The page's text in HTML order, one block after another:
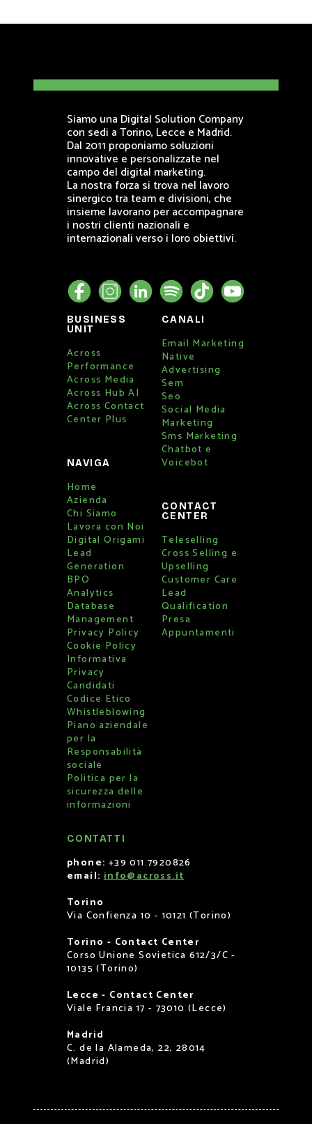
Siamo una Digital Solution Company
con sedi a Torino, Lecce e Madrid.
Dal 2011 proponiamo soluzioni
innovative e personalizzate nel
campo del digital marketing.
La nostra forza si trova nel lavoro
sinergico tra team e divisioni, che
insieme lavorano per accompagnare
i nostri clienti nazionali e
internazionali verso i loro obiettivi.
BUSINESS
UNIT
Across
Performance
Across Media
Across Hub AI
Across Contact
Center Plus
NAVIGA
Home
Azienda
Chi Siamo
Lavora con Noi
Digital Origami
Lead
Generation
BPO
Analytics
Database
Management
Privacy Policy
Cookie Policy
Informativa
Privacy
Candidati
Codice Etico
Whistleblowing
Piano aziendale
per la
Responsabilità
sociale
Politica per la
sicurezza delle
informazioni
CANALI
Email Marketing
Native
Advertising
Sem
Seo
Social Media
Marketing
Sms Marketing
Chatbot e
Voicebot
CONTACT
CENTER
Teleselling
Cross Selling e
Upselling
Customer Care
Lead
Qualification
Presa
Appuntamenti
CONTATTI
phone: +39 011.7920826
email: info@across.it
Torino
Via Confienza 10 - 10121 (Torino)
Torino - Contact Center
Corso Unione Sovietica 612/3/C -
10135 (Torino)
Lecce - Contact Center
Viale Francia 17 - 73010 (Lecce)
Madrid
C. de la Alameda, 22, 28014
(Madrid)